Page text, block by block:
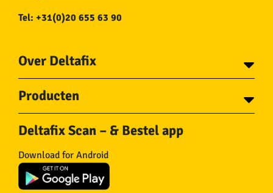
Tel: +31(0)20 655 63 90
Over Deltafix
Voor gemeentes
Over Deltafix
Producten
Schroeven
Bouten
Draadnagels
Pluggen
Ketting en Toebehoren
Deltafix Scan – & Bestel app
Download for Android